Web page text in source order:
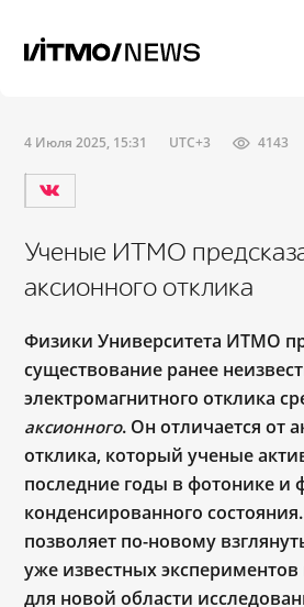
4 Июля 2025, 15:31 UTC+3 4143
Ученые ИТМО
аксионного отклика
Физики Университета ИТМО
существование ранее
электромагнитного отклика
аксионного. Он отличается от
отклика, который ученые
последние годы в фотонике и
конденсированного
позволяет по-новому
уже известных экспериментов
для новой области